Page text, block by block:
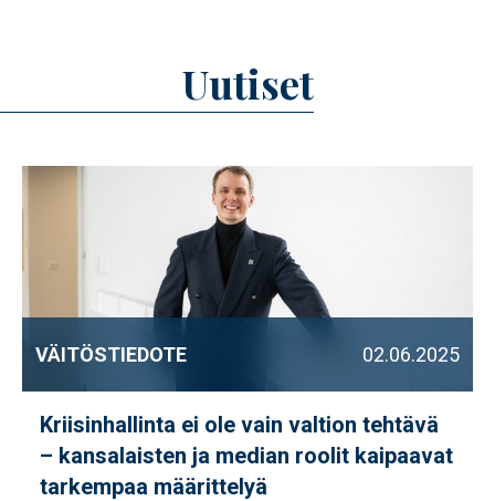
Uutiset
VÄITÖSTIEDOTE 02.06.2025
Kriisinhallinta ei ole vain valtion tehtävä
– kansalaisten ja median roolit kaipaavat
tarkempaa määrittelyä